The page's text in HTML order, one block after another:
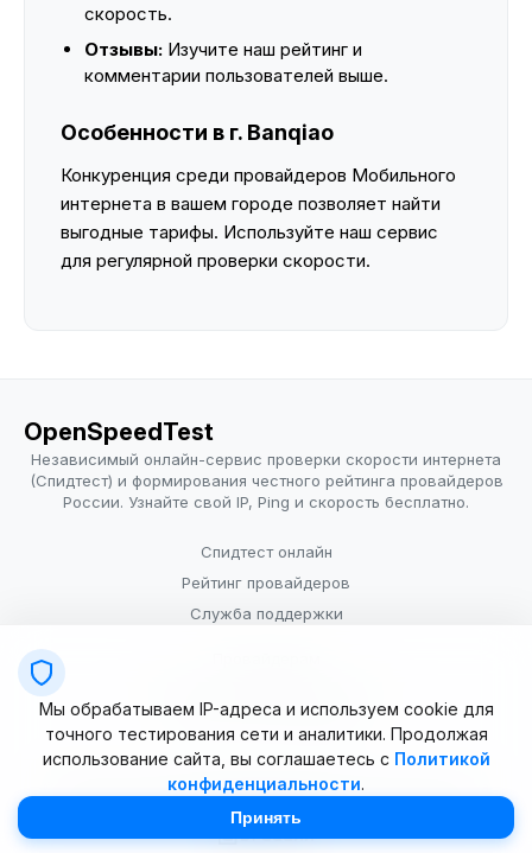
скорость.
Отзывы: Изучите наш рейтинг и
комментарии пользователей выше.
Особенности в г. Banqiao
Конкуренция среди провайдеров Мобильного
интернета в вашем городе позволяет найти
выгодные тарифы. Используйте наш сервис
для регулярной проверки скорости.
OpenSpeedTest
Независимый онлайн-сервис проверки скорости интернета
(Спидтест) и формирования честного рейтинга провайдеров
России. Узнайте свой IP, Ping и скорость бесплатно.
Спидтест онлайн
Рейтинг провайдеров
Служба поддержки
Условия использования
© 2025–2026 OpenSpeedTest (ИП Долматова В.В.). Все права
Мы обрабатываем IP-адреса и используем cookie для
точного тестирования сети и аналитики. Продолжая
использование сайта, вы соглашаетесь с Политикой
конфиденциальности.
Принять